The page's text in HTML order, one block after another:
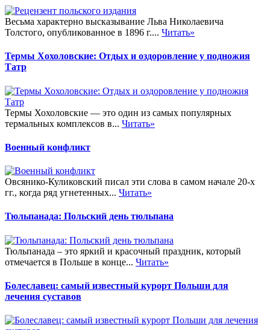
Весьма характерно высказывание Льва Николаевича
Толстого, опубликованное в 1896 г.... Читать»
Термы Хохоловские: Отдых и оздоровление у подножия
Татр
Термы Хохоловские — это один из самых популярных
термальных комплексов в... Читать»
Военный конфликт
Овсянико-Куликовский писал эти слова в самом начале 20-х
гг., когда ряд угнетенных... Читать»
Тюльпанада: Польский день тюльпана
Тюльпанада – это яркий и красочный праздник, который
отмечается в Польше в конце... Читать»
Болеславец: самый известный курорт Польши для
лечения суставов